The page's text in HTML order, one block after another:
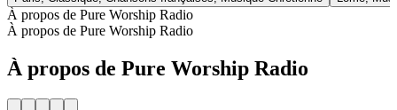
À propos de Pure Worship Radio
À propos de Pure Worship Radio
À propos de Pure Worship Radio